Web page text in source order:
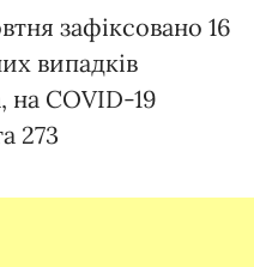
зафіксовано 16
випадків
на COVID-19
273